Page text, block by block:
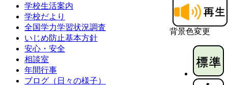
背景色変更
学校生活案内
学校だより
全国学力学習状況調査
いじめ防止基本方針
安心・安全
相談室
年間行事
ブログ（日々の様子）